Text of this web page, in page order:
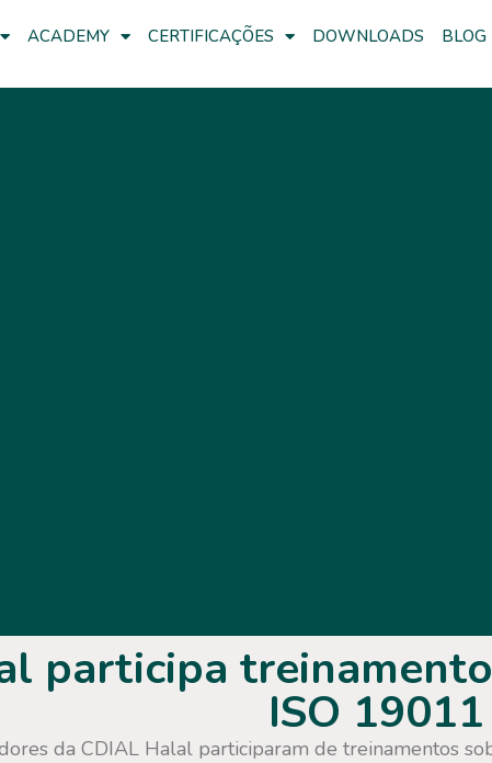
ACADEMY CERTIFICAÇÕES DOWNLOADS BLOG
participa
ISO 19011
da CDIAL Halal participaram de treinamentos